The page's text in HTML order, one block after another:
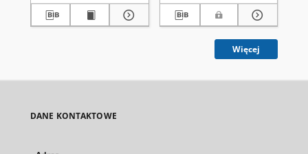
Więcej
DANE KONTAKTOWE